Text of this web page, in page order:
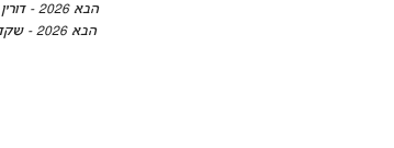
הבא 2026 - דורין אור
הבא 2026 - שקד סולומון